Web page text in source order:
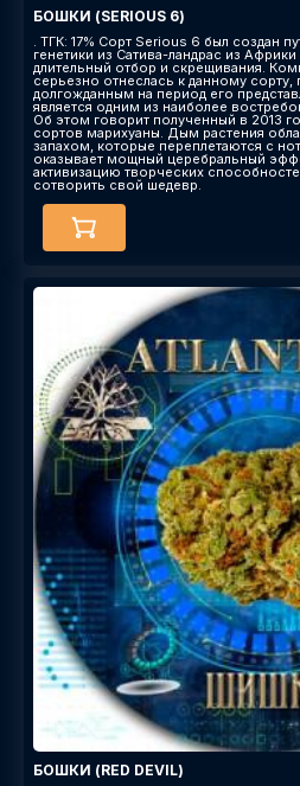
БОШКИ (SERIOUS 6)
. ТГК: 17% Сорт Serious 6 был создан
генетики из Сатива-ландрас из
длительный отбор и скрещивания.
серьезно отнеслась к данному
долгожданным на период его
является одним из наиболее
Об этом говорит полученный в 2013
сортов марихуаны. Дым растения
запахом, которые переплетаются с
оказывает мощный церебральный
активизацию творческих
сотворить свой шедевр.
БОШКИ (RED DEVIL)